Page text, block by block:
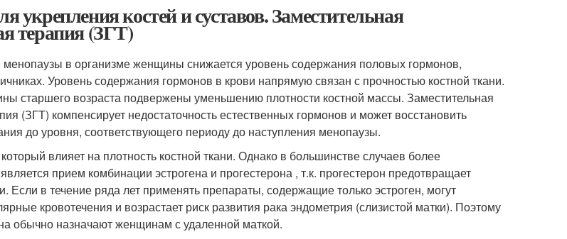
укрепления костей и суставов. Заместительная
терапия (ЗГТ)
менопаузы в организме женщины снижается уровень содержания половых гормонов,
Уровень содержания гормонов в крови напрямую связан с прочностью костной ткани.
старшего возраста подвержены уменьшению плотности костной массы. Заместительная
(ЗГТ) компенсирует недостаточность естественных гормонов и может восстановить
до уровня, соответствующего периоду до наступления менопаузы.
влияет на плотность костной ткани. Однако в большинстве случаев более
прием комбинации эстрогена и прогестерона , т.к. прогестерон предотвращает
Если в течение ряда лет применять препараты, содержащие только эстроген, могут
кровотечения и возрастает риск развития рака эндометрия (слизистой матки). Поэтому
обычно назначают женщинам с удаленной маткой.